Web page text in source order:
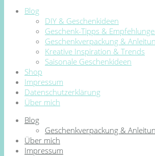
Blog
DIY & Geschenkideen
Geschenk-Tipps &
Geschenkverpackung &
Kreative Inspiration & Trends
Saisonale Geschenkideen
Shop
Impressum
Datenschutzerklärung
Über mich
Blog
Geschenkverpackung &
Über mich
Impressum